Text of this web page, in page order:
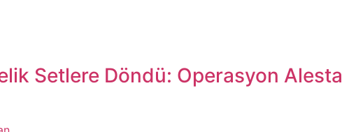
Setlere Döndü: Operasyon Alesta